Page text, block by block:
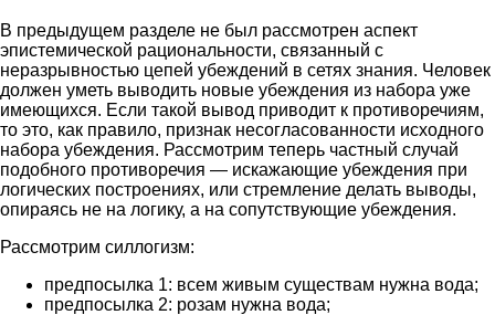
В предыдущем разделе не был рассмотрен аспект
эпистемической рациональности, связанный с
неразрывностью цепей убеждений в сетях знания. Человек
должен уметь выводить новые убеждения из набора уже
имеющихся. Если такой вывод приводит к противоречиям,
то это, как правило, признак несогласованности исходного
набора убеждения. Рассмотрим теперь частный случай
подобного противоречия — искажающие убеждения при
логических построениях, или стремление делать выводы,
опираясь не на логику, а на сопутствующие убеждения.
Рассмотрим силлогизм:
предпосылка 1: всем живым существам нужна вода;
предпосылка 2: розам нужна вода;